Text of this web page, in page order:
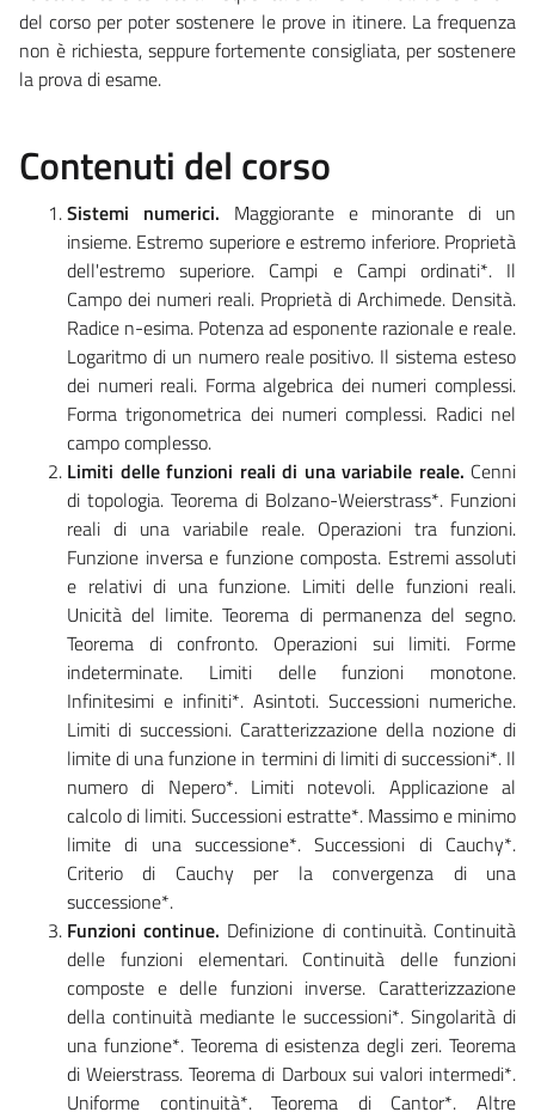
del corso per poter sostenere le prove in itinere. La frequenza
non è richiesta, seppure fortemente consigliata, per sostenere
la prova di esame.
Contenuti del corso
Sistemi numerici. Maggiorante e minorante di un
insieme. Estremo superiore e estremo inferiore. Proprietà
dell'estremo superiore. Campi e Campi ordinati*. Il
Campo dei numeri reali. Proprietà di Archimede. Densità.
Radice n-esima. Potenza ad esponente razionale e reale.
Logaritmo di un numero reale positivo. Il sistema esteso
dei numeri reali. Forma algebrica dei numeri complessi.
Forma trigonometrica dei numeri complessi. Radici nel
campo complesso.
Limiti delle funzioni reali di una variabile reale. Cenni
di topologia. Teorema di Bolzano-Weierstrass*. Funzioni
reali di una variabile reale. Operazioni tra funzioni.
Funzione inversa e funzione composta. Estremi assoluti
e relativi di una funzione. Limiti delle funzioni reali.
Unicità del limite. Teorema di permanenza del segno.
Teorema di confronto. Operazioni sui limiti. Forme
indeterminate. Limiti delle funzioni monotone.
Infinitesimi e infiniti*. Asintoti. Successioni numeriche.
Limiti di successioni. Caratterizzazione della nozione di
limite di una funzione in termini di limiti di successioni*. Il
numero di Nepero*. Limiti notevoli. Applicazione al
calcolo di limiti. Successioni estratte*. Massimo e minimo
limite di una successione*. Successioni di Cauchy*.
Criterio di Cauchy per la convergenza di una
successione*.
Funzioni continue. Definizione di continuità. Continuità
delle funzioni elementari. Continuità delle funzioni
composte e delle funzioni inverse. Caratterizzazione
della continuità mediante le successioni*. Singolarità di
una funzione*. Teorema di esistenza degli zeri. Teorema
di Weierstrass. Teorema di Darboux sui valori intermedi*.
Uniforme continuità*. Teorema di Cantor*. Altre